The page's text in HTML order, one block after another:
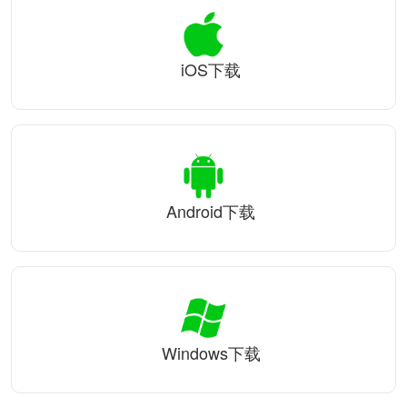
iOS下载
Android下载
Windows下载